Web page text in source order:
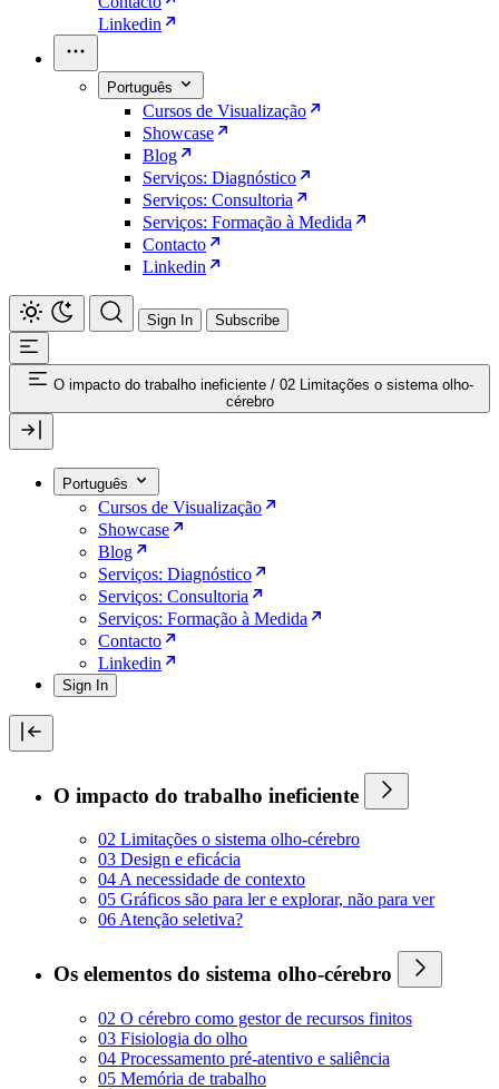
Linkedin
Português
Cursos de Visualização
Showcase
Blog
Serviços: Diagnóstico
Serviços: Consultoria
Serviços: Formação à Medida
Contacto
Linkedin
Sign In Subscribe
O impacto do trabalho ineficiente / 02 Limitações o sistema olho-
cérebro
Português
Cursos de Visualização
Showcase
Blog
Serviços: Diagnóstico
Serviços: Consultoria
Serviços: Formação à Medida
Contacto
Linkedin
Sign In
O impacto do trabalho ineficiente
02 Limitações o sistema olho-cérebro
03 Design e eficácia
04 A necessidade de contexto
05 Gráficos são para ler e explorar, não para ver
06 Atenção seletiva?
Os elementos do sistema olho-cérebro
02 O cérebro como gestor de recursos finitos
03 Fisiologia do olho
04 Processamento pré-atentivo e saliência
05 Memória de trabalho